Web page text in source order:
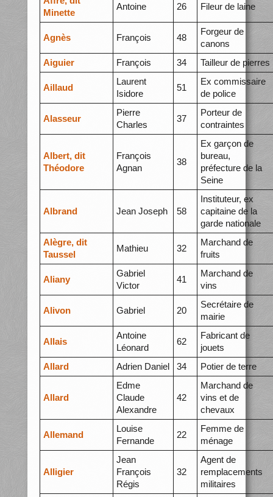
Minette
Antoine 26 Fileur de laine
Agnès François 48
Forgeur de
canons
Aiguier
François 34 Tailleur de pierres
Aillaud
Laurent
Isidore
51
Ex commissaire
de police
Alasseur
Pierre
Charles
37
Porteur de
contraintes
Albert, dit
Théodore
François
Agnan
38
Ex garçon de
bureau,
préfecture de la
Seine
Albrand Jean Joseph 58
Instituteur, ex
capitaine de la
garde nationale
Alègre, dit
Taussel
Mathieu 32
Marchand de
fruits
Aliany
Gabriel
Victor
41
Marchand de
vins
Alivon Gabriel 20
Secrétaire de
mairie
Allais
Antoine
Léonard
62
Fabricant de
jouets
Allard
Adrien Daniel 34 Potier de terre
Allard
Edme
Claude
Alexandre
42
Marchand de
vins et de
chevaux
Allemand
Louise
Fernande
22
Femme de
ménage
Alligier
Jean
François
Régis
32
Agent de
remplacements
militaires